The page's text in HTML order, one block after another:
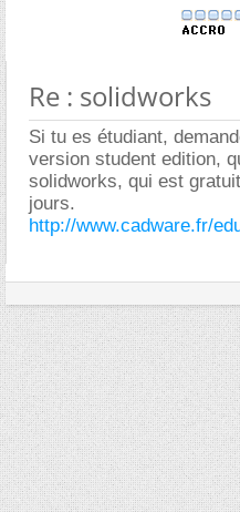
Re : solidworks
Si tu es étudiant,
version student edition,
solidworks, qui est
jours.
http://www.cadware.fr/